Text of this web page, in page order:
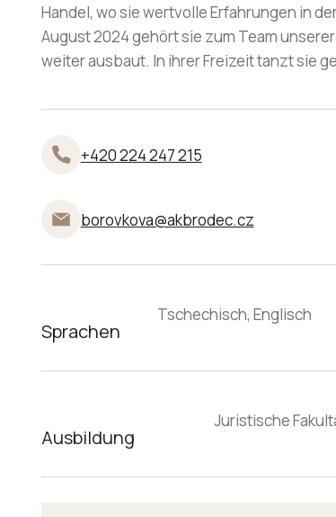
Handel, wo sie wertvolle Erfahrungen in
August 2024 gehört sie zum Team
weiter ausbaut. In ihrer Freizeit tanzt sie
+420 224 247 215
borovkova@akbrodec.cz
Sprachen
Tschechisch, Englisch
Ausbildung
Juristische